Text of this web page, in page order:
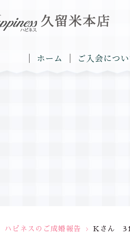
ホーム ご入会につ
ハピネスのご成婚報告 > Kさん